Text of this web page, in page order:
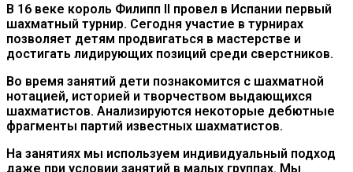
В 16 веке король Филипп II провел в Испании первый
шахматный турнир. Сегодня участие в турнирах
позволяет детям продвигаться в мастерстве и
достигать лидирующих позиций среди сверстников.
Во время занятий дети познакомится с шахматной
нотацией, историей и творчеством выдающихся
шахматистов. Анализируются некоторые дебютные
фрагменты партий известных шахматистов.
На занятиях мы используем индивидуальный подход
даже при условии занятий в малых группах. Мы